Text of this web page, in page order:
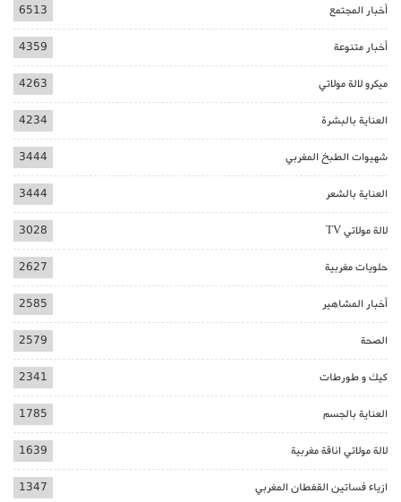
أخبار المجتمع 6513
أخبار متنوعة 4359
ميكرو لالة مولاتي 4263
العناية بالبشرة 4234
شهيوات الطبخ المغربي 3444
العناية بالشعر 3444
لالة مولاتي TV 3028
حلويات مغربية 2627
أخبار المشاهير 2585
الصحة 2579
كيك و طورطات 2341
العناية بالجسم 1785
لالة مولاتي اناقة مغربية 1639
ازياء فساتين القفطان المغربي 1347